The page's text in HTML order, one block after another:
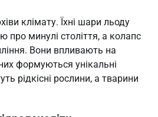
клімату. Їхні шари льоду
про минулі століття, а колапс
Вони впливають на
формуються унікальні
рідкісні рослини, а тварини